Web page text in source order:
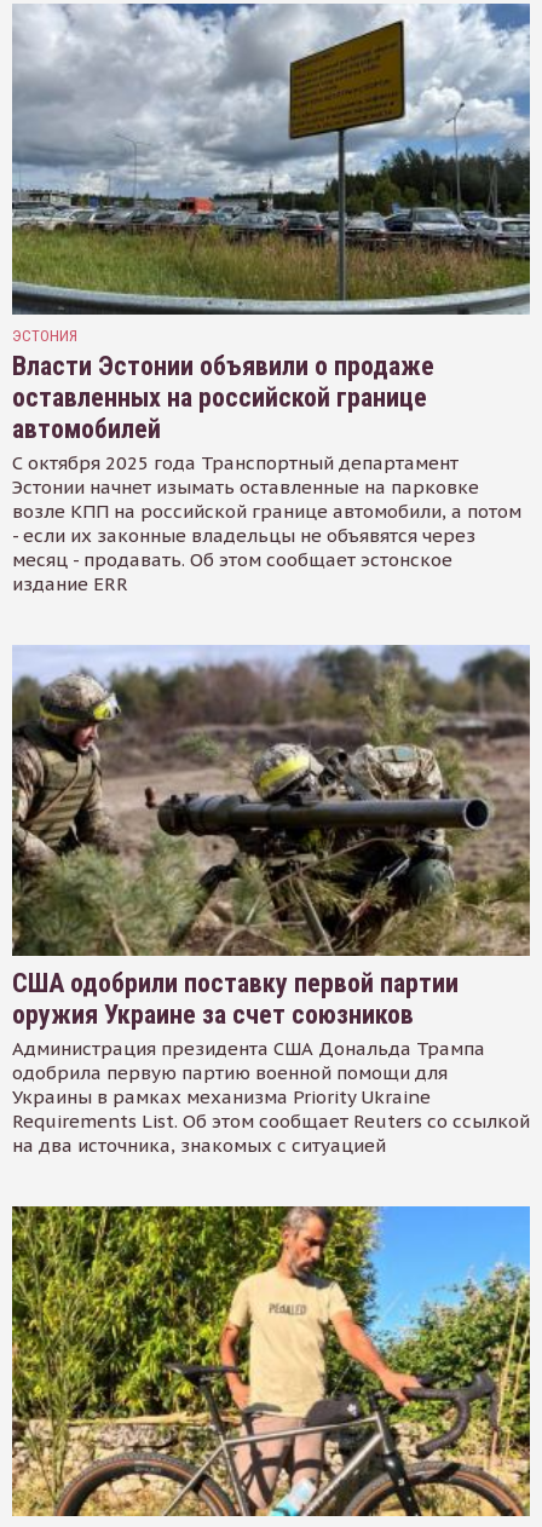
ЭСТОНИЯ
Власти Эстонии объявили о продаже
оставленных на российской границе
автомобилей
С октября 2025 года Транспортный департамент
Эстонии начнет изымать оставленные на парковке
возле КПП на российской границе автомобили, а потом
- если их законные владельцы не объявятся через
месяц - продавать. Об этом сообщает эстонское
издание ERR
США одобрили поставку первой партии
оружия Украине за счет союзников
Администрация президента США Дональда Трампа
одобрила первую партию военной помощи для
Украины в рамках механизма Priority Ukraine
Requirements List. Об этом сообщает Reuters со ссылкой
на два источника, знакомых с ситуацией